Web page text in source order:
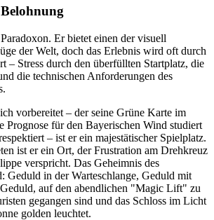
Er bietet einen der visuell
der Welt, doch das Erlebnis wird oft durch
– Stress durch den überfüllten Startplatz, die
die technischen Anforderungen des
vorbereitet – der seine Grüne Karte im
Prognose für den Bayerischen Wind studiert
– ist er ein majestätischer Spielplatz.
ist er ein Ort, der Frustration am Drehkreuz
verspricht. Das Geheimnis des
Geduld in der Warteschlange, Geduld mit
auf den abendlichen "Magic Lift" zu
gegangen sind und das Schloss im Licht
golden leuchtet.